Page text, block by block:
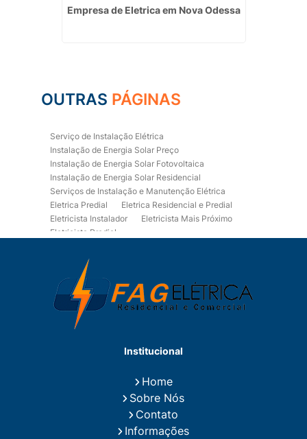
Empresa de Eletrica em Nova Odessa
OUTRAS PÁGINAS
Serviço de Instalação Elétrica
Instalação de Energia Solar Preço
Instalação de Energia Solar Fotovoltaica
Instalação de Energia Solar Residencial
Serviços de Instalação e Manutenção Elétrica
Eletrica Predial
Eletrica Residencial e Predial
Eletricista Instalador
Eletricista Mais Próximo
Eletricista Predial
Eletricista Residencial
Eletricista Residencial E Predial
Eletricistas de Manutenção
Empresa de Instalações Elétricas
Empresa de Manutenção Eletrica
Empresa de Prestação de Serviços Eletricos
Fiação para Instalação Eletrica Residencial
Instalação de Energia Solar Residencial Preço
Instalação de Painel Solar
Instalação de Placa Solar
Instalação de Sistema Fotovoltaico
Institucional
Home
Sobre Nós
Contato
Informações